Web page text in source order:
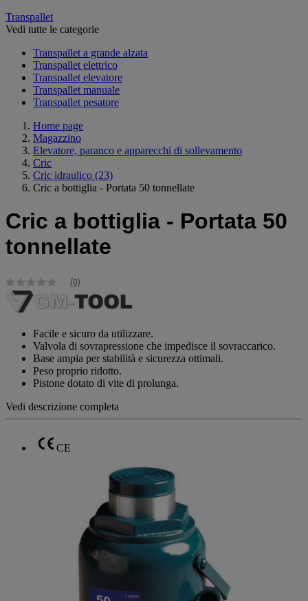
Transpallet
Vedi tutte le categorie
Transpallet a grande alzata
Transpallet elettrico
Transpallet elevatore
Transpallet manuale
Transpallet pesatore
Home page
Magazzino
Elevatore, paranco e apparecchi di sollevamento
Cric
Cric idraulico (23)
Cric a bottiglia - Portata 50 tonnellate
Cric a bottiglia - Portata 50
tonnellate
Nessuna
valutazione
Stesso
pagina.
(0)
Facile e sicuro da utilizzare.
Valvola di sovrapressione che impedisce il sovraccarico.
Base ampia per stabilità e sicurezza ottimali.
Peso proprio ridotto.
Pistone dotato di vite di prolunga.
Vedi descrizione completa
CE